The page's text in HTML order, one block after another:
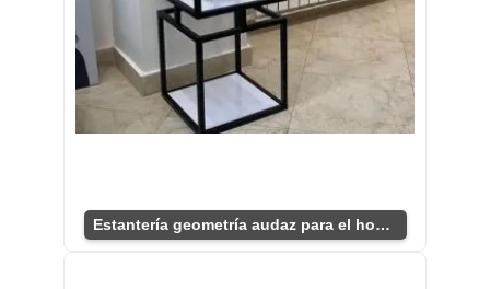
Estantería geometría audaz para el hogar